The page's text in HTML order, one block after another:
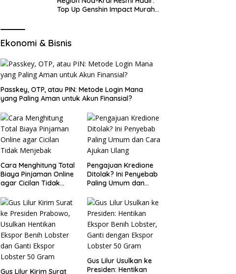
Top Up Genshin Impact Murah
Ekonomi & Bisnis
Passkey, OTP, atau PIN: Metode Login Mana
yang Paling Aman untuk Akun Finansial?
Cara Menghitung Total
Biaya Pinjaman Online
agar Cicilan Tidak
Pengajuan Kredione
Ditolak? Ini Penyebab
Paling Umum dan
Gus Lilur Kirim Surat
Gus Lilur Usulkan ke
Presiden: Hentikan